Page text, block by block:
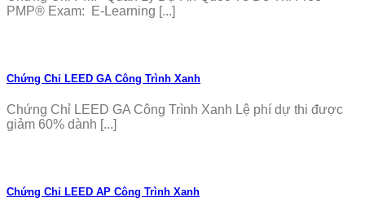
PMP® Exam: E-Learning [...]
Chứng Chỉ LEED GA Công Trình Xanh
Chứng Chỉ LEED GA Công Trình Xanh Lệ phí dự thi được
giảm 60% dành [...]
Chứng Chỉ LEED AP Công Trình Xanh